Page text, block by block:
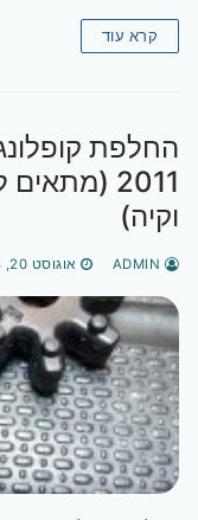
קרא עוד
החלפת
2011
וקיה)
אוגוסט 20, 2018